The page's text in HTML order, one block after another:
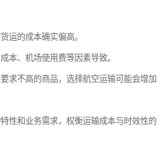
运的成本确实偏高。
本、机场使用费等因素导致。
求不高的商品，选择航空运输可能会增加
性和业务需求，权衡运输成本与时效性的